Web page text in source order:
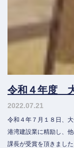
令和４年度
2022.07.21
令和４年７月１８日、
港湾建設業に精励し、
課長が受賞を頂きました